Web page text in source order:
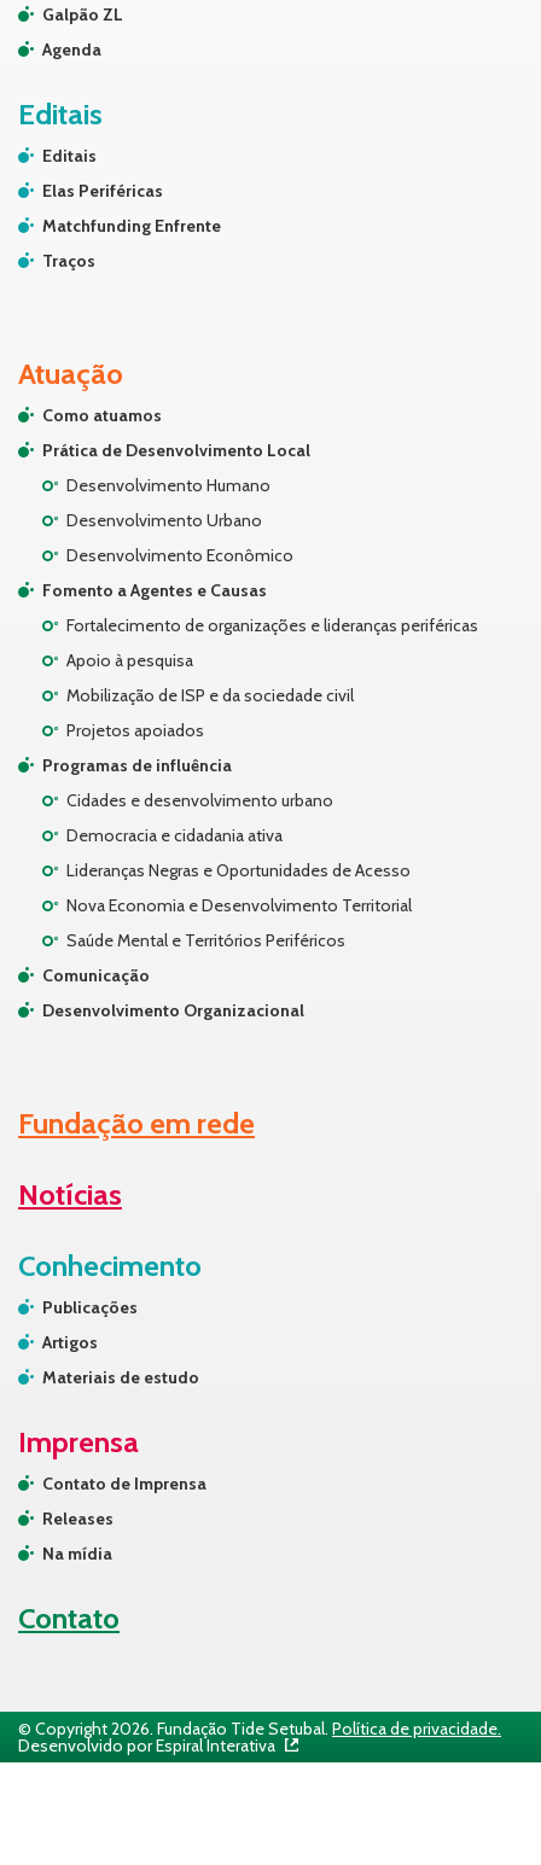
Galpão ZL
Agenda
Editais
Editais
Elas Periféricas
Matchfunding Enfrente
Traços
Atuação
Como atuamos
Prática de Desenvolvimento Local
Desenvolvimento Humano
Desenvolvimento Urbano
Desenvolvimento Econômico
Fomento a Agentes e Causas
Fortalecimento de organizações e lideranças periféricas
Apoio à pesquisa
Mobilização de ISP e da sociedade civil
Projetos apoiados
Programas de influência
Cidades e desenvolvimento urbano
Democracia e cidadania ativa
Lideranças Negras e Oportunidades de Acesso
Nova Economia e Desenvolvimento Territorial
Saúde Mental e Territórios Periféricos
Comunicação
Desenvolvimento Organizacional
Fundação em rede
Notícias
Conhecimento
Publicações
Artigos
Materiais de estudo
Imprensa
Contato de Imprensa
Releases
Na mídia
Contato
© Copyright 2026. Fundação Tide Setubal. Política de privacidade.
Desenvolvido por Espiral Interativa